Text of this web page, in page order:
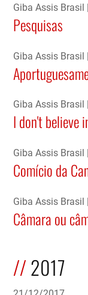
Giba Assis Brasil
Pesquisas
Giba Assis Brasil
Giba Assis Brasil
I don't believe
Giba Assis Brasil
Comício da
Giba Assis Brasil
Câmara ou
2017